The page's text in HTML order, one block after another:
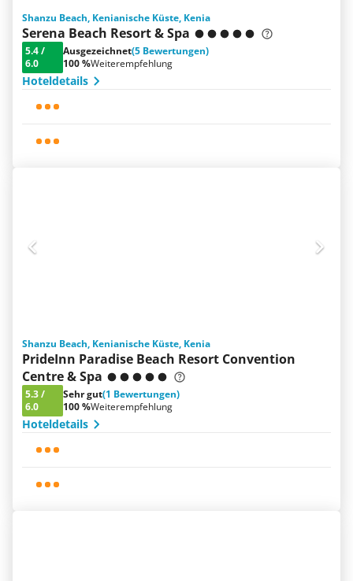
Shanzu Beach, Kenianische Küste, Kenia
Serena Beach Resort & Spa
5.4/
6.0
Ausgezeichnet(5 Bewertungen)
100 %Weiterempfehlung
Hoteldetails
Shanzu Beach, Kenianische Küste, Kenia
PrideInn Paradise Beach Resort Convention
Centre & Spa
5.3/
6.0
Sehr gut(1 Bewertungen)
100 %Weiterempfehlung
Hoteldetails